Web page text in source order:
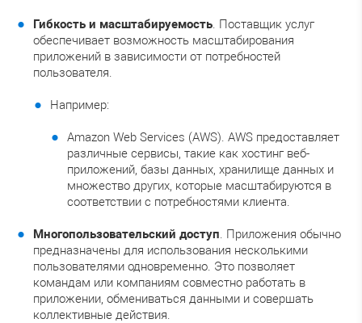
Гибкость и масштабируемость. Поставщик услуг
обеспечивает возможность масштабирования
приложений в зависимости от потребностей
пользователя.
Например:
Amazon Web Services (AWS). AWS предоставляет
различные сервисы, такие как хостинг веб-
приложений, базы данных, хранилище данных и
множество других, которые масштабируются в
соответствии с потребностями клиента.
Многопользовательский доступ. Приложения обычно
предназначены для использования несколькими
пользователями одновременно. Это позволяет
командам или компаниям совместно работать в
приложении, обмениваться данными и совершать
коллективные действия.